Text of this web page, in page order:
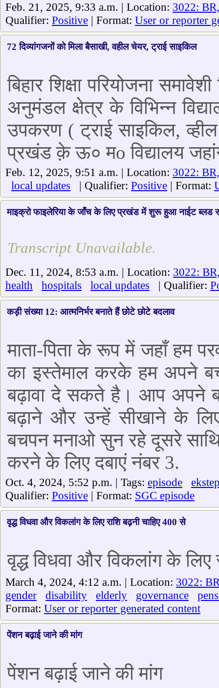
Feb. 21, 2025, 9:33 a.m. | Location: 3022:
Qualifier: Positive | Format: User or reporter
72 दिव्यांगजनों को मिला बैसाखी, वहील चेयर, ट्राई साइकिल
बिहार शिक्षा परियोजना
अनुमंडल क्षेत्र के विभिन्न
उपकरण ( ट्राई साइकिल,
प्रखंड क़े ऊ० मo विद्यालय
Feb. 12, 2025, 9:51 a.m. | Location: 3022:
local updates | Qualifier: Positive | Format:
माइक्रो फाइलेरिया के जाँच के लिए प्रखंड में शुरू हुआ नाईट ब्लड
Transcript Unavailable.
Dec. 11, 2024, 8:53 a.m. | Location: 3022:
health
hospitals local updates | Qualifier:
कड़ी संख्या 12: आत्मनिर्भर बनाते हैं छोटे छोटे बदलाव
माता-पिता के रूप में जहाँ हम
का इस्तेमाल करके हम अपने
बढ़ावा दे सकते है। आप अपने
बढ़ाने और उन्हें सीखाने के
बचपन मनाओ सुन रहे दूसरे
करने के लिए दबाएं नंबर 3.
Oct. 4, 2024, 5:52 p.m. | Tags: episode
Qualifier: Positive | Format: SGC episode
वृद्ध विधवा और विकलांग के लिए राशि बढ़नी चाहिए 400 से
वृद्ध विधवा और विकलांग के लिए
March 4, 2024, 4:12 a.m. | Location: 3022:
gender
disability elderly governance
Format: User or reporter generated content
पेंशन बढ़ाई जाने की मांग
पेंशन बढ़ाई जाने की मांग